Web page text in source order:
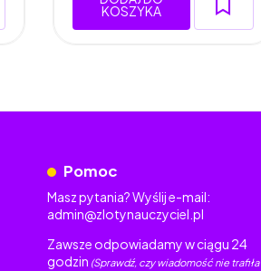
KOSZYKA
Pomoc
Masz pytania? Wyślij e-mail:
admin@zlotynauczyciel.pl
Zawsze odpowiadamy w ciągu 24
godzin (Sprawdź, czy wiadomość nie trafiła